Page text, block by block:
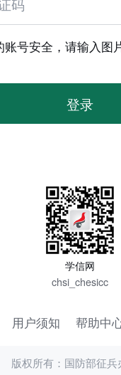
账号安全，请输入图
学信网
chsi_chesicc
用户须知 帮助中
版权所有：国防部征兵